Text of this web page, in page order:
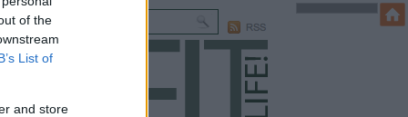
of the
List of
and store